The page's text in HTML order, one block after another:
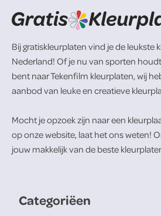
Bij gratiskleurplaten vind je de leukste
Nederland! Of je nu van sporten
bent naar Tekenfilm kleurplaten, wij
aanbod van leuke en creatieve
Mocht je opzoek zijn naar een
op onze website, laat het ons weten!
jouw makkelijk van de beste
Categoriëen